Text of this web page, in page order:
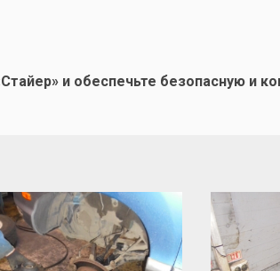
и обеспечьте безопасную и